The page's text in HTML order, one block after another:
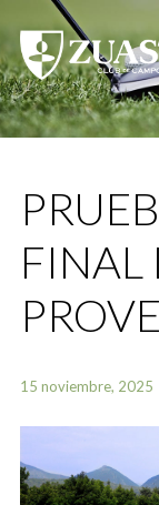
FINAL
15 noviembre, 2025